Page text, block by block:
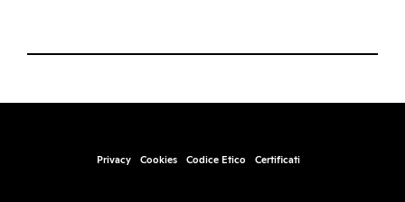
Privacy Cookies Codice Etico Certificati